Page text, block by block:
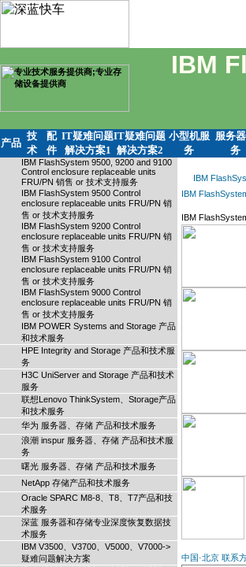
IBM
产品
技
术
配
件
IT疑难问题
解决方案1
IT疑难问题
解决方案2
小型机服
务
服务
务
IBM FlashSystem 9500, 9200 and 9100
Control enclosure replaceable units
FRU/PN 销售 or 技术支持服务
IBM FlashSystem 9500 Control
enclosure replaceable units FRU/PN 销
售 or 技术支持服务
IBM FlashSystem 9200 Control
enclosure replaceable units FRU/PN 销
售 or 技术支持服务
IBM FlashSystem 9100 Control
enclosure replaceable units FRU/PN 销
售 or 技术支持服务
IBM FlashSystem 9000 Control
enclosure replaceable units FRU/PN 销
售 or 技术支持服务
IBM POWER Systems and Storage 产品
和技术服务
HPE Integrity and Storage 产品和技术服
务
H3C UniServer and Storage 产品和技术
服务
联想Lenovo ThinkSystem、Storage产品
和技术服务
华为 服务器、存储 产品和技术服务
浪潮 inspur 服务器、存储 产品和技术服
务
曙光 服务器、存储 产品和技术服务
NetApp 存储产品和技术服务
Oracle SPARC M8-8、T8、T7产品和技
术服务
深蓝 服务器和存储专业深度恢复数据技
术服务
IBM V3500、V3700、V5000、V7000->
疑难问题解决方案
IBM
IBM
IBM
中国·北京 联系